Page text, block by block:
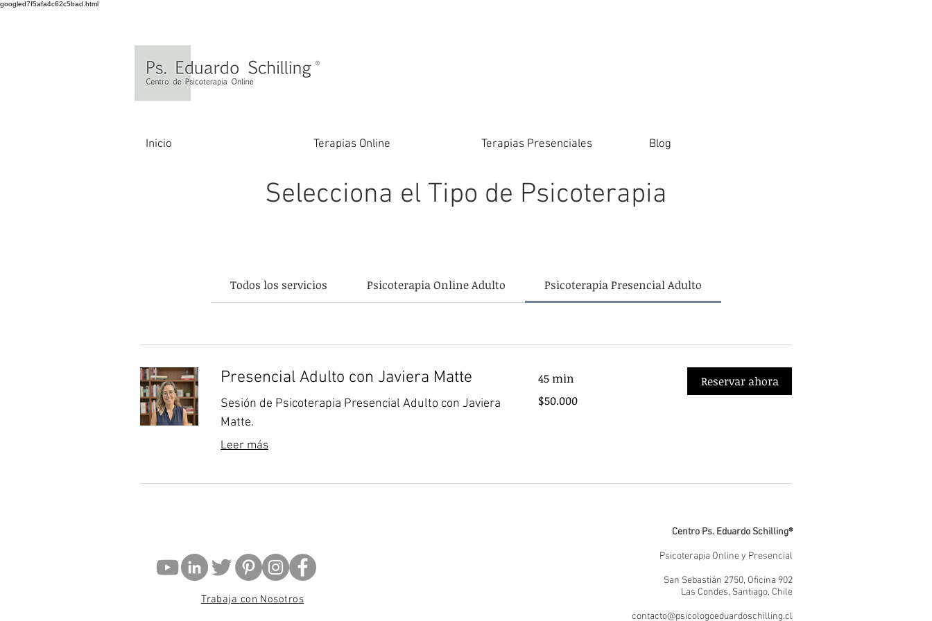
googled7f5afa4c62c5bad.html
Inicio Terapias Online Terapias Presenciales Blog
Selecciona el Tipo de Psicoterapia
Todos los servicios Psicoterapia Online Adulto Psicoterapia Presencial Adulto
Presencial Adulto con Javiera Matte
Sesión de Psicoterapia Presencial Adulto con Javiera
Matte.
Leer más
45 min
pesos
chilenos
$50.000
Reservar ahora
Trabaja con Nosotros
Centro Ps. Eduardo Schilling®
Psicoterapia Online y Presencial
San Sebastián 2750, Oficina 902
Las Condes, Santiago, Chile
contacto@psicologoeduardoschilling.cl